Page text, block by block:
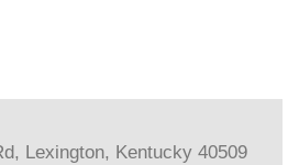
Lexington, Kentucky 40509